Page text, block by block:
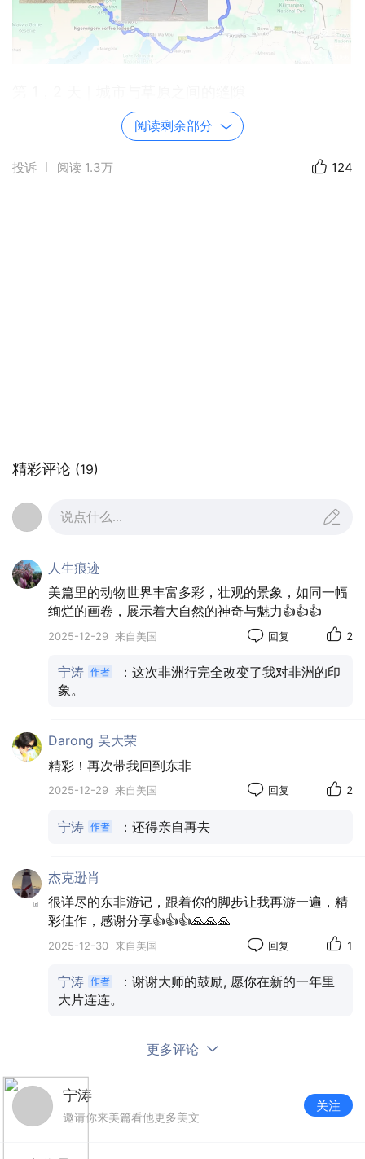
飞机落地时，非洲的空气像一只温暖的手，轻轻托
长颈鹿在晨光里低头，城市与荒野在同一条地平线
01:10
阅读剩余部分
投诉 阅读 1.3万 124
精彩评论 (19)
说点什么...
人生痕迹
美篇里的动物世界丰富多彩，壮观的景象，如同一幅
绚烂的画卷，展示着大自然的神奇与魅力👍👍👍
2025-12-29 来自美国 回复 2
宁涛
：这次非洲行完全改变了我对非洲的印
象。
Darong 吴大荣
精彩！再次带我回到东非
2025-12-29 来自美国 回复 2
宁涛 ：还得亲自再去
杰克逊肖
很详尽的东非游记，跟着你的脚步让我再游一遍，精
彩佳作，感谢分享👍👍👍🙏🙏🙏
2025-12-30 来自美国 回复 1
宁涛
：谢谢大师的鼓励, 愿你在新的一年里
大片连连。
更多评论
宁涛
邀请你来美篇看他更多美文
关注